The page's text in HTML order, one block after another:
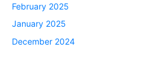
February 2025
January 2025
December 2024